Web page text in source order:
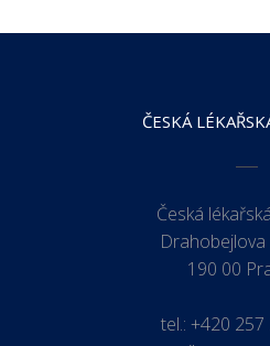
ČESKÁ
Česká
190 00
tel.: +420 257